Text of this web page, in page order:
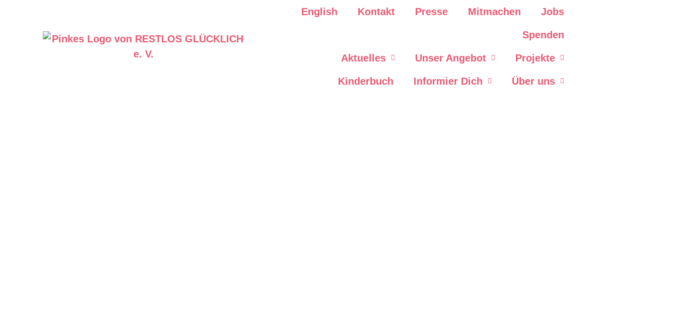
English Kontakt Presse Mitmachen Jobs
Spenden
Aktuelles Unser Angebot Projekte
Kinderbuch Informier Dich Über uns